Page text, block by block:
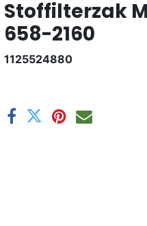
Stoffilterzak
658-2160
1125524880